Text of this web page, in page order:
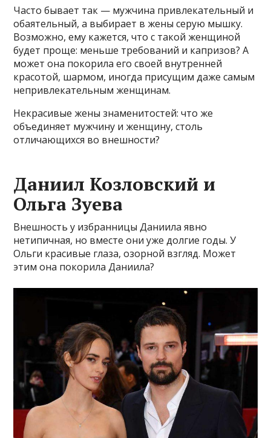
Часто бывает так — мужчина привлекательный и
обаятельный, а выбирает в жены серую мышку.
Возможно, ему кажется, что с такой женщиной
будет проще: меньше требований и капризов? А
может она покорила его своей внутренней
красотой, шармом, иногда присущим даже самым
непривлекательным женщинам.
Некрасивые жены знаменитостей: что же
объединяет мужчину и женщину, столь
отличающихся во внешности?
Даниил Козловский и
Ольга Зуева
Внешность у избранницы Даниила явно
нетипичная, но вместе они уже долгие годы. У
Ольги красивые глаза, озорной взгляд. Может
этим она покорила Даниила?